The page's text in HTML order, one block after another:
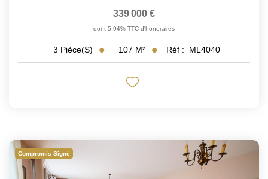
339 000 €
dont 5,94% TTC d'honoraires
3 Pièce(s) 107 M² Réf : ML4040
Compromis Signé